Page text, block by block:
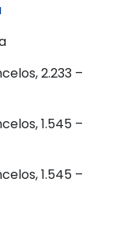
2.233 –
1.545 –
1.545 –